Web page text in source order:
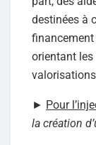
destinées à
orientant les
► Pour
la création